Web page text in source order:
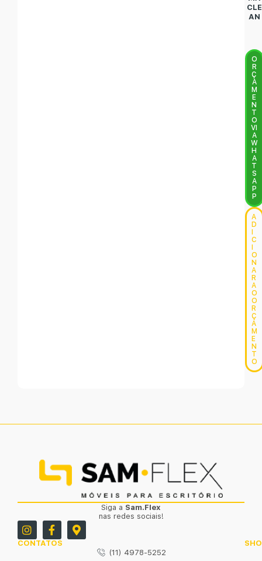
CLE
AN
O
R
Ç
A
M
E
N
T
O
VI
A
W
H
A
T
S
A
P
P
A
D
C
O
N
A
R
A
O
O
R
Ç
A
M
E
N
T
O
Siga a Sam.Flex
nas redes sociais!
CONTATOS
(11) 4978-5252